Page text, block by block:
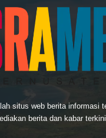
situs web berita informasi
berita dan kabar